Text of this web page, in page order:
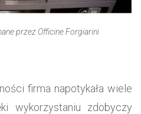
przez Officine Forgiarini
firma napotykała wiele
wykorzystaniu zdobyczy